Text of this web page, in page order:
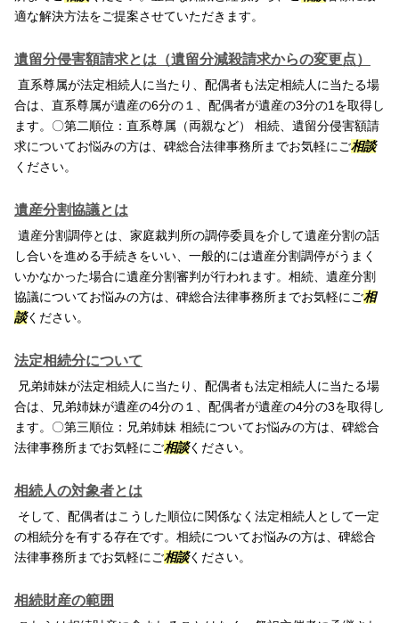
適な解決方法をご提案させていただきます。
遺留分侵害額請求とは（遺留分減殺請求からの変更点）
直系尊属が法定相続人に当たり、配偶者も法定相続人に当たる場
合は、直系尊属が遺産の6分の１、配偶者が遺産の3分の1を取得し
ます。〇第二順位：直系尊属（両親など） 相続、遺留分侵害額請
求についてお悩みの方は、碑総合法律事務所までお気軽にご相談
ください。
遺産分割協議とは
遺産分割調停とは、家庭裁判所の調停委員を介して遺産分割の話
し合いを進める手続きをいい、一般的には遺産分割調停がうまく
いかなかった場合に遺産分割審判が行われます。相続、遺産分割
協議についてお悩みの方は、碑総合法律事務所までお気軽にご相
談ください。
法定相続分について
兄弟姉妹が法定相続人に当たり、配偶者も法定相続人に当たる場
合は、兄弟姉妹が遺産の4分の１、配偶者が遺産の4分の3を取得し
ます。〇第三順位：兄弟姉妹 相続についてお悩みの方は、碑総合
法律事務所までお気軽にご相談ください。
相続人の対象者とは
そして、配偶者はこうした順位に関係なく法定相続人として一定
の相続分を有する存在です。相続についてお悩みの方は、碑総合
法律事務所までお気軽にご相談ください。
相続財産の範囲